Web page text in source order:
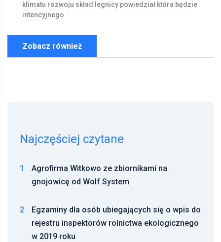
klimatu rozwoju skład legnicy powiedział która będzie
intencyjnego
Zobacz również
Najczęściej czytane
1
Agrofirma Witkowo ze zbiornikami na
gnojowicę od Wolf System
2
Egzaminy dla osób ubiegających się o wpis do
rejestru inspektorów rolnictwa ekologicznego
w 2019 roku